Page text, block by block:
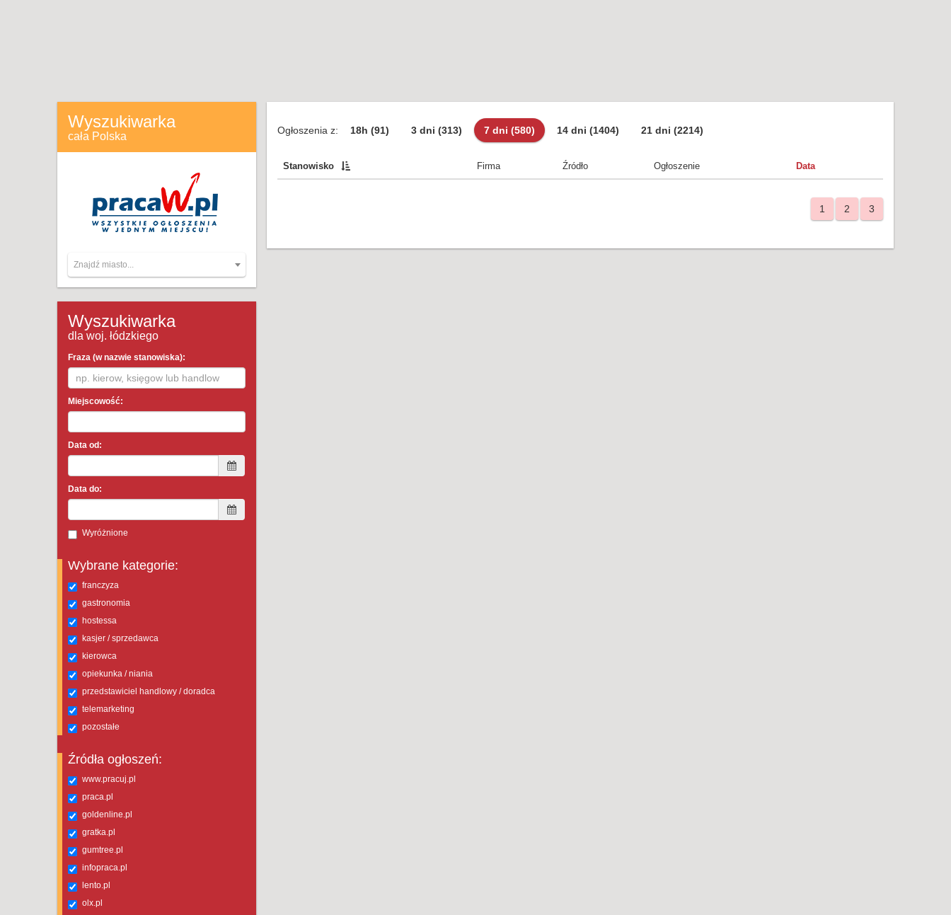
Wyszukiwarka
cała Polska
Znajdź miasto...
Wyszukiwarka
dla woj. łódzkiego
Fraza (w nazwie stanowiska):
Miejscowość:
Data od:
Data do:
Wyróżnione
Wybrane kategorie:
franczyza
gastronomia
hostessa
kasjer / sprzedawca
kierowca
opiekunka / niania
przedstawiciel handlowy / doradca
telemarketing
pozostałe
Źródła ogłoszeń:
www.pracuj.pl
praca.pl
goldenline.pl
gratka.pl
gumtree.pl
infopraca.pl
lento.pl
olx.pl
Ogłoszenia z: 18h (91) 3 dni (313) 7 dni (580) 14 dni (1404) 21 dni (2214)
Stanowisko Firma Źródło Ogłoszenie Data
1 2 3